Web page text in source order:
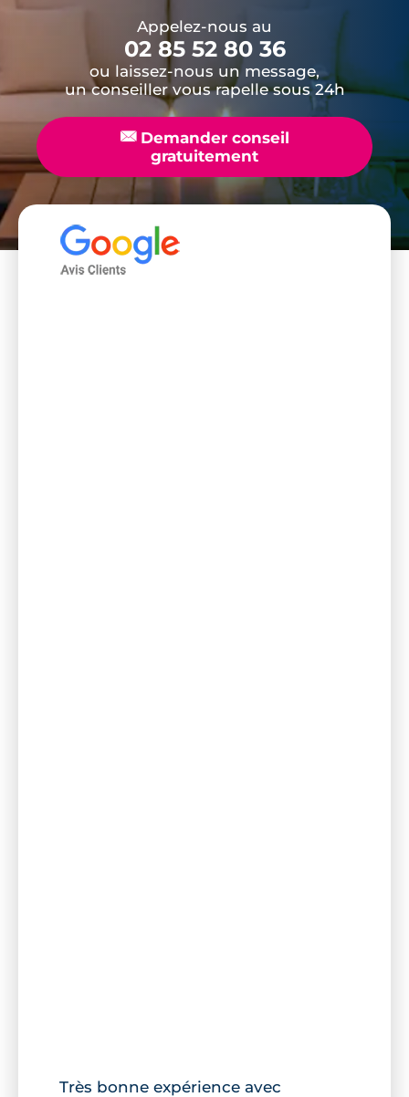
Appelez-nous au
02 85 52 80 36
ou laissez-nous un message,
un conseiller vous rapelle sous 24h
📧Demander conseil
gratuitement
Très bonne expérience avec